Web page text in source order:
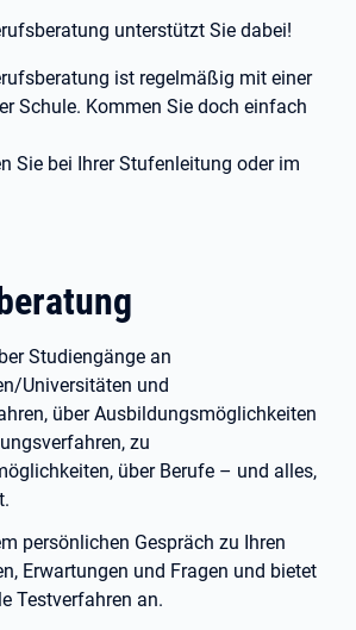
unterstützt Sie dabei!
ist regelmäßig mit einer
Schule. Kommen Sie doch einfach
Sie bei Ihrer Stufenleitung oder im
Studiengänge an
Universitäten und
über Ausbildungsmöglichkeiten
zu
über Berufe – und alles,
persönlichen Gespräch zu Ihren
Erwartungen und Fragen und bietet
Testverfahren an.